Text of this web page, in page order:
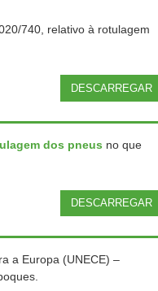
740, relativo à rotulagem
DESCARREGAR
dos pneus no que
DESCARREGAR
a Europa (UNECE) –